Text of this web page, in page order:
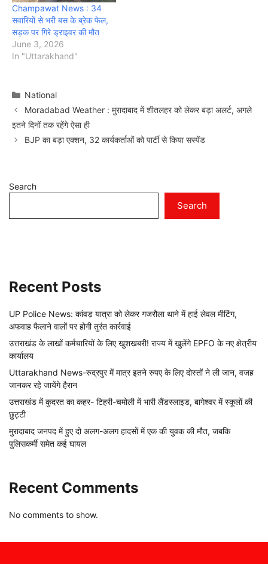
Champawat News : 34
सवारियों से भरी बस के ब्रेक फेल,
सड़क पर गिरे ड्राइवर की मौत
June 3, 2026
In "Uttarakhand"
Categories
National
Moradabad Weather : मुरादाबाद में शीतलहर को लेकर बड़ा अलर्ट, अगले
इतने दिनों तक रहेंगे ऐसा ही
BJP का बड़ा एक्शन, 32 कार्यकर्ताओं को पार्टी से किया सस्पेंड
Search
Search
Recent Posts
UP Police News: कांवड़ यात्रा को लेकर गजरौला थाने में हाई लेवल मीटिंग,
अफवाह फैलाने वालों पर होगी तुरंत कार्रवाई
उत्तराखंड के लाखों कर्मचारियों के लिए खुशखबरी! राज्य में खुलेंगे EPFO के नए क्षेत्रीय
कार्यालय
Uttarakhand News-रुद्रपुर में मात्र इतने रुपए के लिए दोस्तों ने ली जान, वजह
जानकर रहे जायेंगे हैरान
उत्तराखंड में कुदरत का कहर- टिहरी-चमोली में भारी लैंडस्लाइड, बागेश्वर में स्कूलों की
छुट्टी
मुरादाबाद जनपद में हुए दो अलग-अलग हादसों में एक की युवक की मौत, जबकि
पुलिसकर्मी समेत कई घायल
Recent Comments
No comments to show.